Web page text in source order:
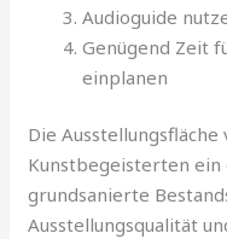
Audioguide
Genügend Zeit
einplanen
Die
Kunstbegeisterten
grundsanierte
Ausstellungsqualität